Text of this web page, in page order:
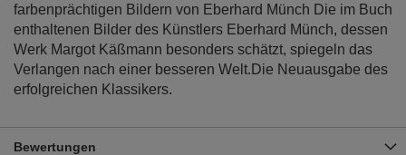
farbenprächtigen Bildern von Eberhard Münch Die im Buch
enthaltenen Bilder des Künstlers Eberhard Münch, dessen
Werk Margot Käßmann besonders schätzt, spiegeln das
Verlangen nach einer besseren Welt.Die Neuausgabe des
erfolgreichen Klassikers.
Bewertungen